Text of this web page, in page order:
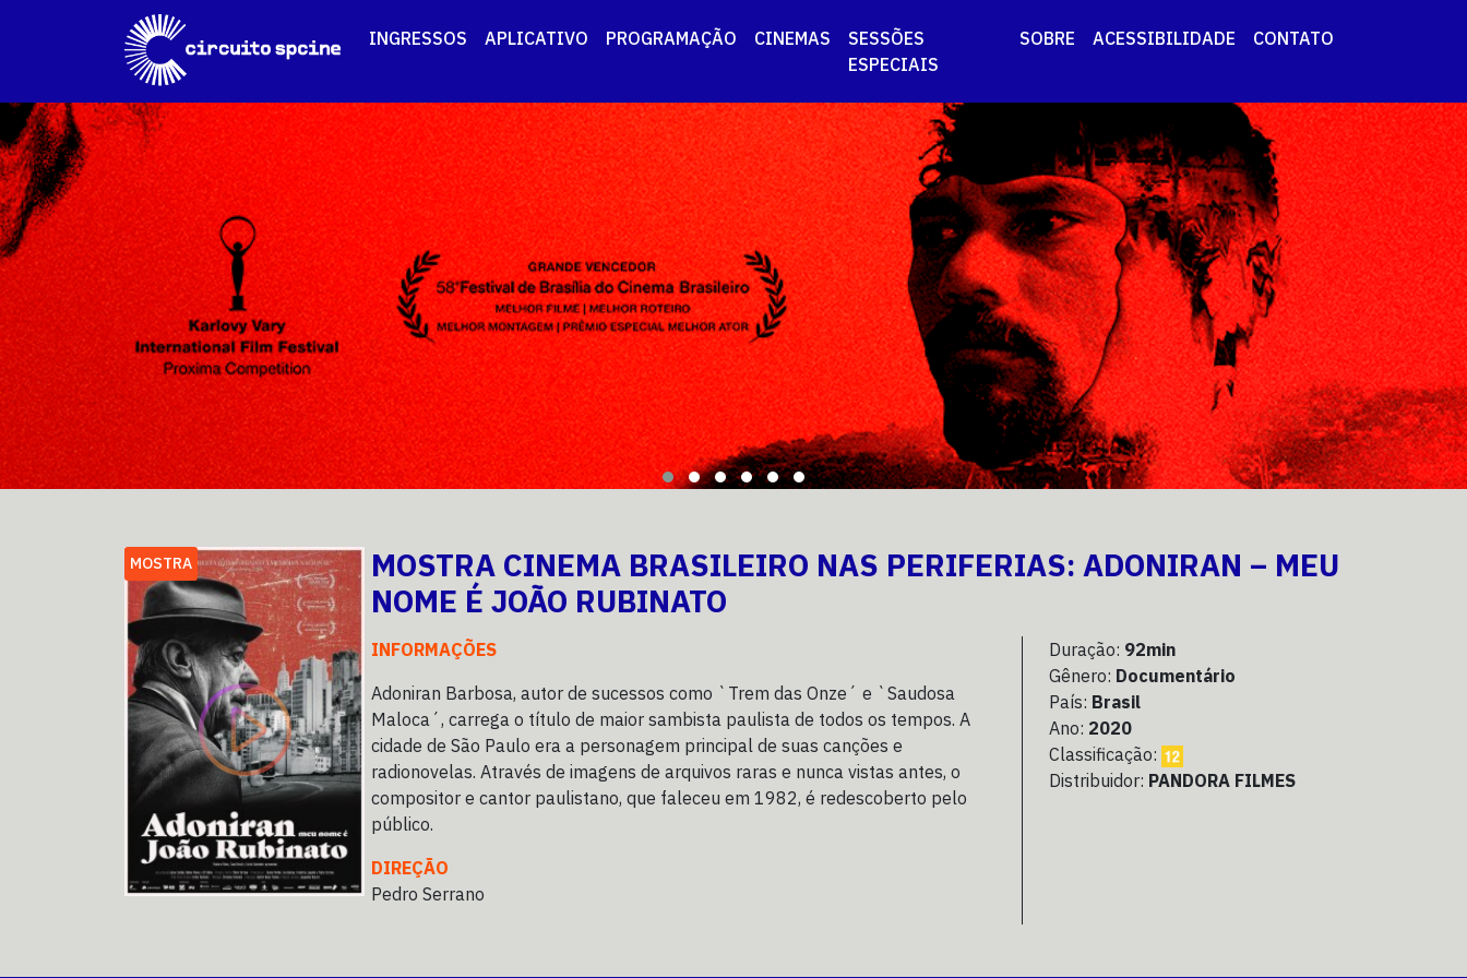
INGRESSOS APLICATIVO PROGRAMAÇÃO CINEMAS
SESSÕES
ESPECIAIS
SOBRE ACESSIBILIDADE CONTATO
MOSTRA
MOSTRA CINEMA BRASILEIRO NAS PERIFERIAS: ADONIRAN – MEU
NOME É JOÃO RUBINATO
INFORMAÇÕES
Adoniran Barbosa, autor de sucessos como `Trem das Onze´ e `Saudosa
Maloca´, carrega o título de maior sambista paulista de todos os tempos. A
cidade de São Paulo era a personagem principal de suas canções e
radionovelas. Através de imagens de arquivos raras e nunca vistas antes, o
compositor e cantor paulistano, que faleceu em 1982, é redescoberto pelo
público.
DIREÇÃO
Pedro Serrano
Duração: 92min
Gênero: Documentário
País: Brasil
Ano: 2020
Classificação:
Distribuidor: PANDORA FILMES